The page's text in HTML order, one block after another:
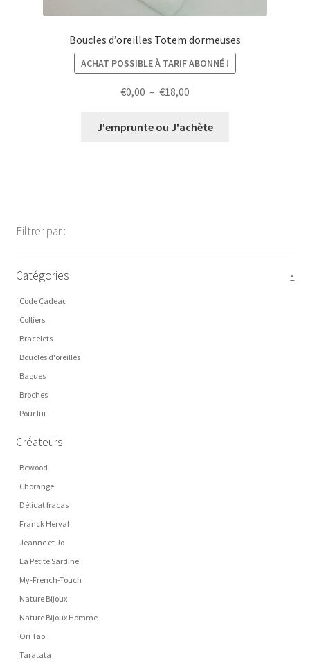
Boucles d’oreilles Totem dormeuses
ACHAT POSSIBLE À TARIF ABONNÉ !
€0,00 – €18,00
prix :
J'emprunte ou J'achète
Filtrer par :
Catégories -
Code Cadeau
Colliers
Bracelets
Boucles d'oreilles
Bagues
Broches
Pour lui
Créateurs
Bewood
Chorange
Délicat fracas
Franck Herval
Jeanne et Jo
La Petite Sardine
My-French-Touch
Nature Bijoux
Nature Bijoux Homme
Ori Tao
Taratata